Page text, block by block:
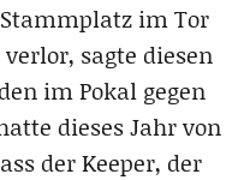
im Tor
sagte diesen
im Pokal gegen
dieses Jahr von
der Keeper, der